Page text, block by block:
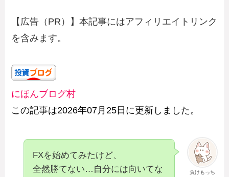
【広告（PR）】本記事にはアフィリエイトリンク
を含みます。
にほんブログ村
この記事は2026年07月25日に更新しました。
負けもっち
FXを始めてみたけど、
全然勝てない…自分には向いてな